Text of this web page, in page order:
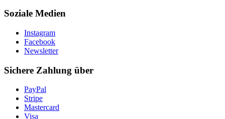
Soziale Medien
Instagram
Facebook
Newsletter
Sichere Zahlung über
PayPal
Stripe
Mastercard
Visa